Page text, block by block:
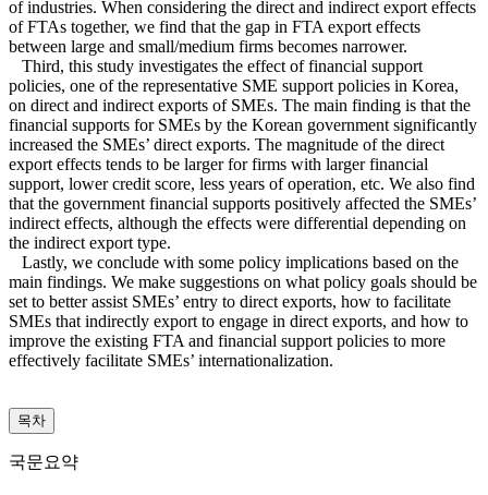
of industries. When considering the direct and indirect export effects
of FTAs together, we find that the gap in FTA export effects
between large and small/medium firms becomes narrower.
Third, this study investigates the effect of financial support
policies, one of the representative SME support policies in Korea,
on direct and indirect exports of SMEs. The main finding is that the
financial supports for SMEs by the Korean government significantly
increased the SMEs’ direct exports. The magnitude of the direct
export effects tends to be larger for firms with larger financial
support, lower credit score, less years of operation, etc. We also find
that the government financial supports positively affected the SMEs’
indirect effects, although the effects were differential depending on
the indirect export type.
Lastly, we conclude with some policy implications based on the
main findings. We make suggestions on what policy goals should be
set to better assist SMEs’ entry to direct exports, how to facilitate
SMEs that indirectly export to engage in direct exports, and how to
improve the existing FTA and financial support policies to more
effectively facilitate SMEs’ internationalization.
목차
국문요약